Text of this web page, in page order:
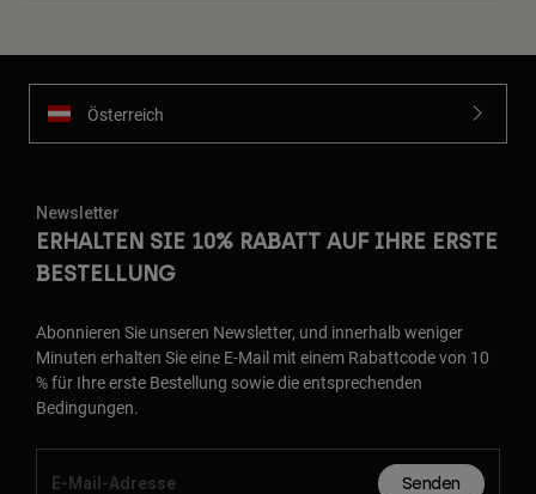
Österreich
Newsletter
ERHALTEN SIE 10% RABATT AUF IHRE ERSTE
BESTELLUNG
Abonnieren Sie unseren Newsletter, und innerhalb weniger
Minuten erhalten Sie eine E-Mail mit einem Rabattcode von 10
% für Ihre erste Bestellung sowie die entsprechenden
Bedingungen.
Senden